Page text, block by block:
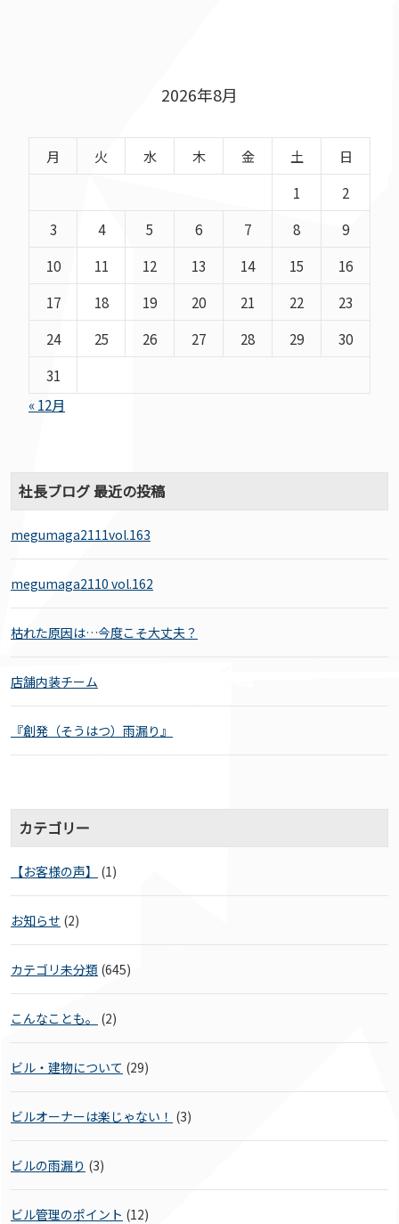
2026年8月
月 火 水 木 金 土
日
1
2
3
4 5 6 7 8
9
10
11 12 13 14 15
16
17
18 19 20 21 22
23
24
25 26 27 28 29
30
31
« 12月
社長ブログ 最近の投稿
megumaga2111vol.163
megumaga2110 vol.162
枯れた原因は…今度こそ大丈夫？
店舗内装チーム
『創発（そうはつ）雨漏り』
カテゴリー
【お客様の声】 (1)
お知らせ (2)
カテゴリ未分類 (645)
こんなことも。 (2)
ビル・建物について (29)
ビルオーナーは楽じゃない！ (3)
ビルの雨漏り (3)
ビル管理のポイント (12)